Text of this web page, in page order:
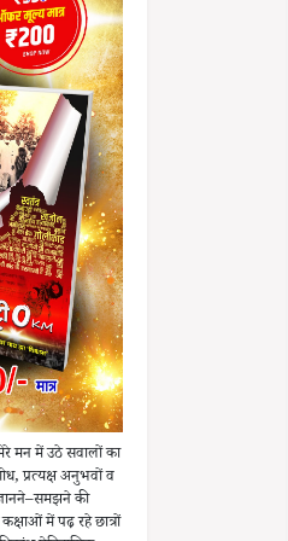
मन में उठे सवालों का
प्रत्यक्ष अनुभवों व
की
में पढ़ रहे छात्रों